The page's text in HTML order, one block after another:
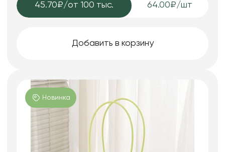
45.70₽/от 100 тыс. 64.00₽/шт
Добавить в корзину
Новинка